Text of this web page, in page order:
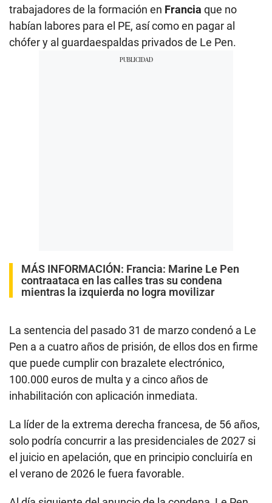
trabajadores de la formación en Francia que no
habían labores para el PE, así como en pagar al
chófer y al guardaespaldas privados de Le Pen.
MÁS INFORMACIÓN: Francia: Marine Le Pen
contraataca en las calles tras su condena
mientras la izquierda no logra movilizar
La sentencia del pasado 31 de marzo condenó a Le
Pen a a cuatro años de prisión, de ellos dos en firme
que puede cumplir con brazalete electrónico,
100.000 euros de multa y a cinco años de
inhabilitación con aplicación inmediata.
La líder de la extrema derecha francesa, de 56 años,
solo podría concurrir a las presidenciales de 2027 si
el juicio en apelación, que en principio concluiría en
el verano de 2026 le fuera favorable.